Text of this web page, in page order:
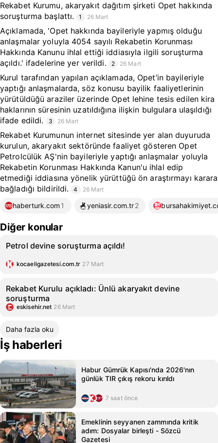
Rekabet Kurumu, akaryakıt dağıtım şirketi Opet hakkında
soruşturma başlattı.
1 26 Mart
Açıklamada, 'Opet hakkında bayileriyle yapmış olduğu
anlaşmalar yoluyla 4054 sayılı Rekabetin Korunması
Hakkında Kanunu ihlal ettiği iddiasıyla ilgili soruşturma
açıldı.' ifadelerine yer verildi.
2 26 Mart
Kurul tarafından yapılan açıklamada, Opet’in bayileriyle
yaptığı anlaşmalarda, söz konusu bayilik faaliyetlerinin
yürütüldüğü araziler üzerinde Opet lehine tesis edilen kira
haklarının süresinin uzatıldığına ilişkin bulgulara ulaşıldığı
ifade edildi.
3 26 Mart
Rekabet Kurumunun internet sitesinde yer alan duyuruda
kurulun, akaryakıt sektöründe faaliyet gösteren Opet
Petrolcülük AŞ'nin bayileriyle yaptığı anlaşmalar yoluyla
Rekabetin Korunması Hakkında Kanun'u ihlal edip
etmediği iddiasına yönelik yürüttüğü ön araştırmayı karara
bağladığı bildirildi.
4 26 Mart
haberturk.com 1 yeniasir.com.tr2
Diğer konular
Petrol devine soruşturma açıldı!
kocaeligazetesi.com.tr 27 Mart
Rekabet Kurulu açıkladı: Ünlü akaryakıt devine
soruşturma
eskisehir.net 26 Mart
Daha fazla oku
İş haberleri
Habur Gümrük Kapısı'nda 2026'nın
günlük TIR çıkış rekoru kırıldı
7 saat önce
Emeklinin seyyanen zammında kritik
adım: Dosyalar birleşti - Sözcü
Gazetesi